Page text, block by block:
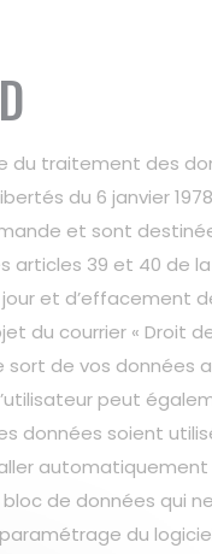
du traitement des
du 6 janvier
et sont
39 et 40 de la
et d’effacement
du courrier «
de vos données
peut
données soient
de données qui
du